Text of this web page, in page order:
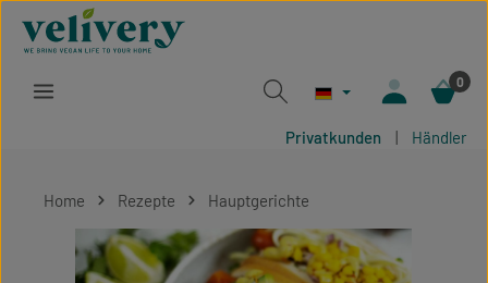
Zum Hauptinhalt springen
0
Privatkunden | Händler
Home Rezepte Hauptgerichte
Bildergalerie überspringen